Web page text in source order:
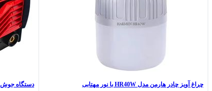
چراغ آویز چادر هارمن مدل HR40W با نور مهتابی دستگاه جوش 400 آمپر بی پی زد مدل 400A